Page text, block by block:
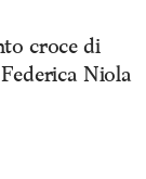
croce di
Niola